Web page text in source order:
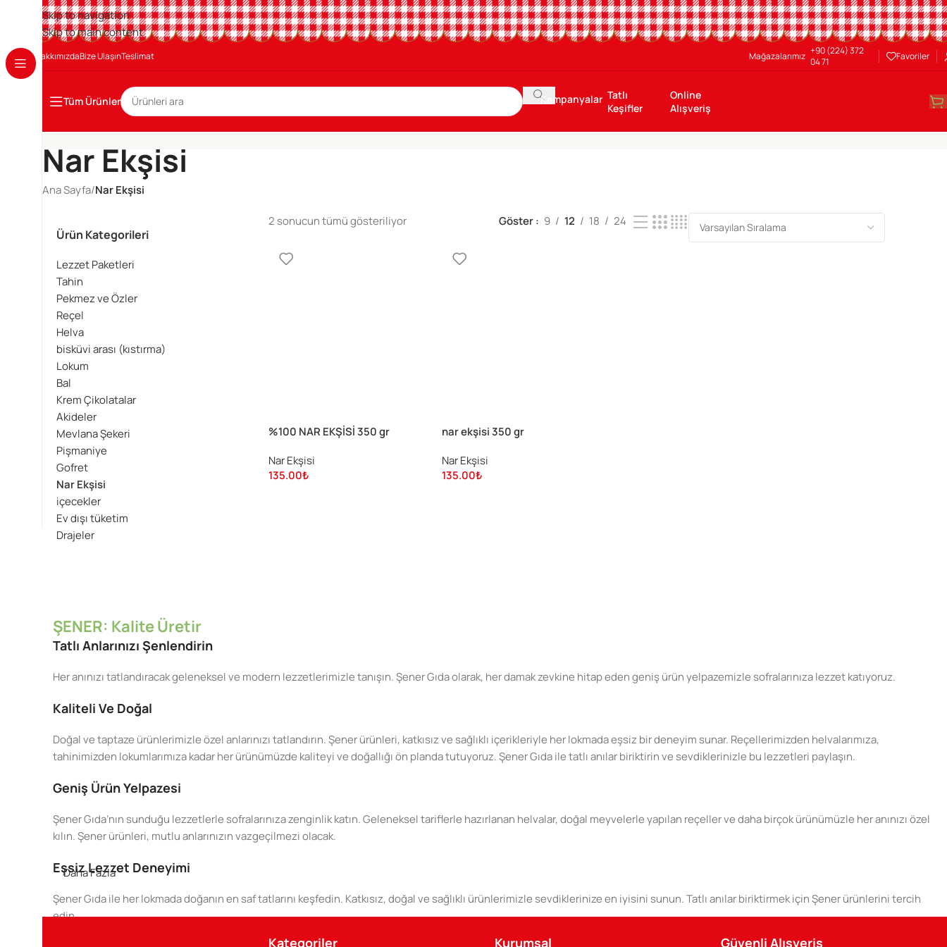
Skip to navigation
Skip to main content
HakkımızdaBize UlaşınTeslimat Mağazalarımız +90 (224) 372
04 71
Favoriler
Tüm Ürünler Kampanyalar Tatlı
Keşifler
Online
Alışveriş
Nar Ekşisi
Ana Sayfa/Nar Ekşisi
Ürün Kategorileri
Lezzet Paketleri
Tahin
Pekmez ve Özler
Reçel
Helva
bisküvi arası (kıstırma)
Lokum
Bal
Krem Çikolatalar
Akideler
Mevlana Şekeri
Pişmaniye
Gofret
Nar Ekşisi
içecekler
Ev dışı tüketim
Drajeler
2 sonucun tümü gösteriliyor Göster 9 12 18 24
%100 NAR EKŞİSİ 350 gr
Nar Ekşisi
135.00₺
nar ekşisi 350 gr
Nar Ekşisi
135.00₺
ŞENER: Kalite Üretir
Tatlı Anlarınızı Şenlendirin
Her anınızı tatlandıracak geleneksel ve modern lezzetlerimizle tanışın. Şener Gıda olarak, her damak zevkine hitap eden geniş ürün yelpazemizle sofralarınıza lezzet katıyoruz.
Kaliteli Ve Doğal
Doğal ve taptaze ürünlerimizle özel anlarınızı tatlandırın. Şener ürünleri, katkısız ve sağlıklı içerikleriyle her lokmada eşsiz bir deneyim sunar. Reçellerimizden helvalarımıza,
tahinimizden lokumlarımıza kadar her ürünümüzde kaliteyi ve doğallığı ön planda tutuyoruz. Şener Gıda ile tatlı anılar biriktirin ve sevdiklerinizle bu lezzetleri paylaşın.
Geniş Ürün Yelpazesi
Şener Gıda’nın sunduğu lezzetlerle sofralarınıza zenginlik katın. Geleneksel tariflerle hazırlanan helvalar, doğal meyvelerle yapılan reçeller ve daha birçok ürünümüzle her anınızı özel
kılın. Şener ürünleri, mutlu anlarınızın vazgeçilmezi olacak.
Eşsiz Lezzet Deneyimi
Şener Gıda ile her lokmada doğanın en saf tatlarını keşfedin. Katkısız, doğal ve sağlıklı ürünlerimizle sevdiklerinize en iyisini sunun. Tatlı anılar biriktirmek için Şener ürünlerini tercih
edin.
Daha Fazla
Kategoriler Kurumsal Güvenli Alışveriş